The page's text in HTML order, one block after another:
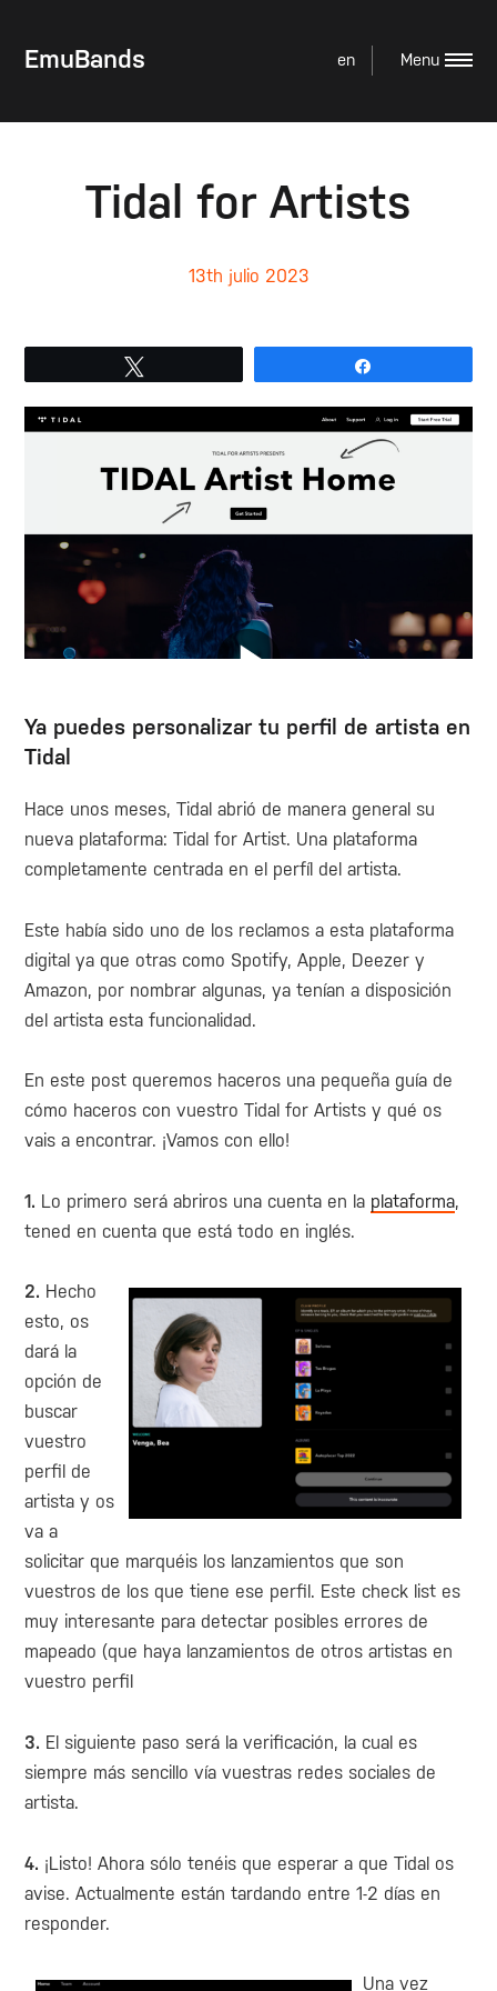
EmuBands en
Tidal for Artists
13th julio 2023
Ya puedes personalizar tu perfil de artista en
Tidal
Hace unos meses, Tidal abrió de manera general su
nueva plataforma: Tidal for Artist. Una plataforma
completamente centrada en el perfíl del artista.
Este había sido uno de los reclamos a esta plataforma
digital ya que otras como Spotify, Apple, Deezer y
Amazon, por nombrar algunas, ya tenían a disposición
del artista esta funcionalidad.
En este post queremos haceros una pequeña guía de
cómo haceros con vuestro Tidal for Artists y qué os
vais a encontrar. ¡Vamos con ello!
1. Lo primero será abriros una cuenta en la plataforma,
tened en cuenta que está todo en inglés.
2. Hecho
esto, os
dará la
opción de
buscar
vuestro
perfil de
artista y os
va a
solicitar que marquéis los lanzamientos que son
vuestros de los que tiene ese perfil. Este check list es
muy interesante para detectar posibles errores de
mapeado (que haya lanzamientos de otros artistas en
vuestro perfil
3. El siguiente paso será la verificación, la cual es
siempre más sencillo vía vuestras redes sociales de
artista.
4. ¡Listo! Ahora sólo tenéis que esperar a que Tidal os
avise. Actualmente están tardando entre 1-2 días en
responder.
Una vez